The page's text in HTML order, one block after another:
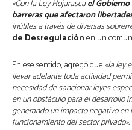
«Con la Ley Hojarascael Gobierno
barreras que afectaron
inútiles a través de diversas
de Desregulaciónen un
En ese sentido, agregó que «la ley
llevar adelante toda actividad
necesidad de sancionar leyes
en un obstáculo para el desarrollo
generando un impacto negativo en
funcionamiento del sector privado».